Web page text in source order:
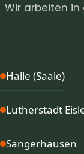
Wir arbeiten
Halle (Saale)
Lutherstadt
Sangerhausen